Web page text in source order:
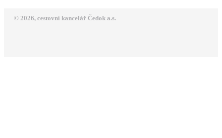
© 2026, cestovní kancelář Čedok a.s.